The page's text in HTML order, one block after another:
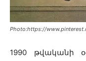
Photo:https://
1990 թվականի